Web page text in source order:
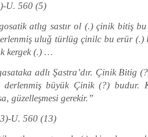
U. 560 (5)
atlıg sastır ol (.) çinik bitiş
uluğ türlüg çinilc bu erür (.)
kergek (.) …
adlı Şastra’dır. Çinik Bitig
derlenmiş büyük Çinik (?) budur.
güzelleşmesi gerekir.”
U. 560 (13)